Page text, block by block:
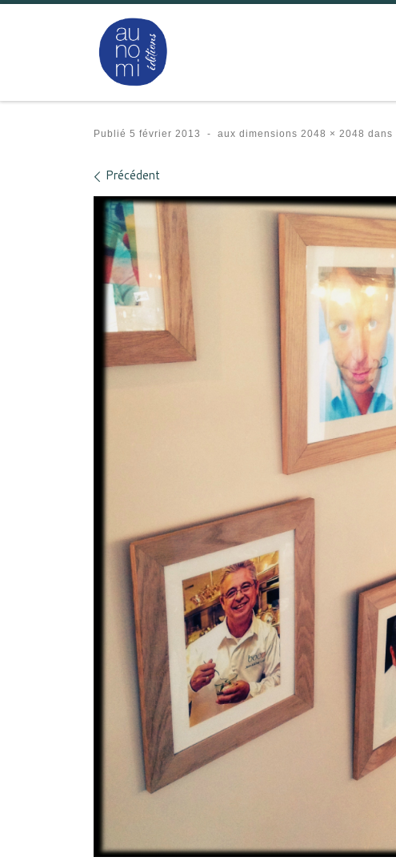
Passer au contenu
Publié 5 février 2013 - aux dimensions 2048 × 2048 dans
Navigation des images
Précédent